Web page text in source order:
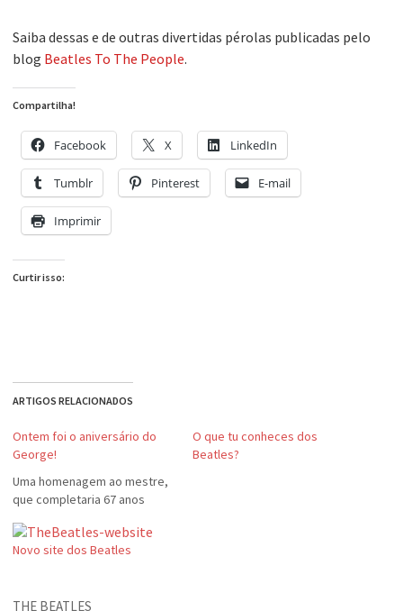
Saiba dessas e de outras divertidas pérolas publicadas pelo
blog Beatles To The People.
Compartilha!
Facebook X LinkedIn
Tumblr Pinterest E-mail
Imprimir
Curtir isso:
ARTIGOS RELACIONADOS
Ontem foi o aniversário do
George!
Uma homenagem ao mestre,
que completaria 67 anos
O que tu conheces dos
Beatles?
Novo site dos Beatles
THE BEATLES